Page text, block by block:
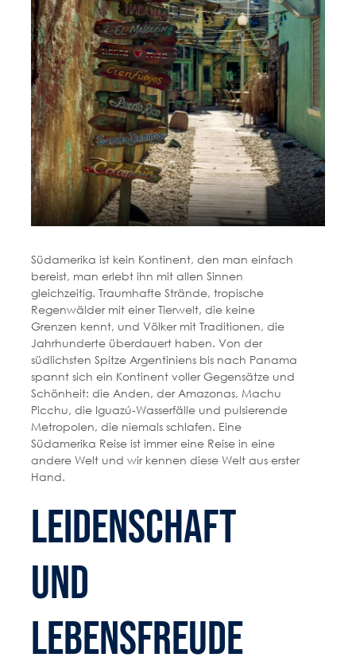
Südamerika ist kein Kontinent, den man einfach
bereist, man erlebt ihn mit allen Sinnen
gleichzeitig. Traumhafte Strände, tropische
Regenwälder mit einer Tierwelt, die keine
Grenzen kennt, und Völker mit Traditionen, die
Jahrhunderte überdauert haben. Von der
südlichsten Spitze Argentiniens bis nach Panama
spannt sich ein Kontinent voller Gegensätze und
Schönheit: die Anden, der Amazonas, Machu
Picchu, die Iguazú-Wasserfälle und pulsierende
Metropolen, die niemals schlafen. Eine
Südamerika Reise ist immer eine Reise in eine
andere Welt und wir kennen diese Welt aus erster
Hand.
LEIDENSCHAFT
UND
LEBENSFREUDE